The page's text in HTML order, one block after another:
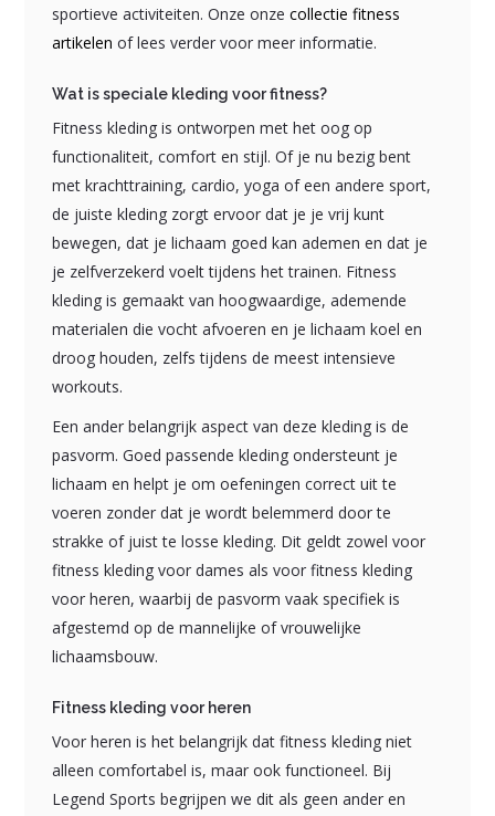
sportieve activiteiten. Onze onzecollectie fitness
artikelen of lees verder voor meer informatie.
Wat is speciale kleding voor fitness?
Fitness kleding is ontworpen met het oog op
functionaliteit, comfort en stijl. Of je nu bezig bent
met krachttraining, cardio, yoga of een andere sport,
de juiste kleding zorgt ervoor dat je je vrij kunt
bewegen, dat je lichaam goed kan ademen en dat je
je zelfverzekerd voelt tijdens het trainen. Fitness
kleding is gemaakt van hoogwaardige, ademende
materialen die vocht afvoeren en je lichaam koel en
droog houden, zelfs tijdens de meest intensieve
workouts.
Een ander belangrijk aspect van deze kleding is de
pasvorm. Goed passende kleding ondersteunt je
lichaam en helpt je om oefeningen correct uit te
voeren zonder dat je wordt belemmerd door te
strakke of juist te losse kleding. Dit geldt zowel voor
fitness kleding voor dames als voor fitness kleding
voor heren, waarbij de pasvorm vaak specifiek is
afgestemd op de mannelijke of vrouwelijke
lichaamsbouw.
Fitness kleding voor heren
Voor heren is het belangrijk dat fitness kleding niet
alleen comfortabel is, maar ook functioneel. Bij
Legend Sports begrijpen we dit als geen ander en